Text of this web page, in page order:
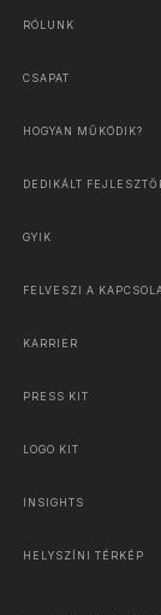
RÓLUNK
CSAPAT
HOGYAN MŰKÖDIK?
DEDIKÁLT
GYIK
FELVESZI A
KARRIER
PRESS KIT
LOGO KIT
INSIGHTS
HELYSZÍNI TÉRKÉP